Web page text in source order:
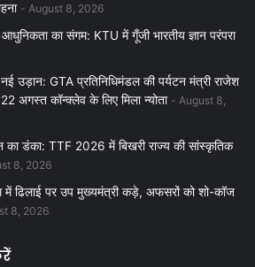
August 8, 2026
आधुनिकता का संगम: KTU में गूँजी भारतीय ज्ञान परंपरा
नई उड़ान: GTA प्रतिनिधिमंडल की पर्यटन मंत्री राजेश
अगस्त कॉन्क्लेव के लिए मिला न्योता
August 8,
का डंका: TTF 2026 में बिखरी राज्य की सांस्कृतिक
8, 2026
में ढिलाई पर उप मुख्यमंत्री कड़े, अफसरों को शो-कॉज
8, 2026